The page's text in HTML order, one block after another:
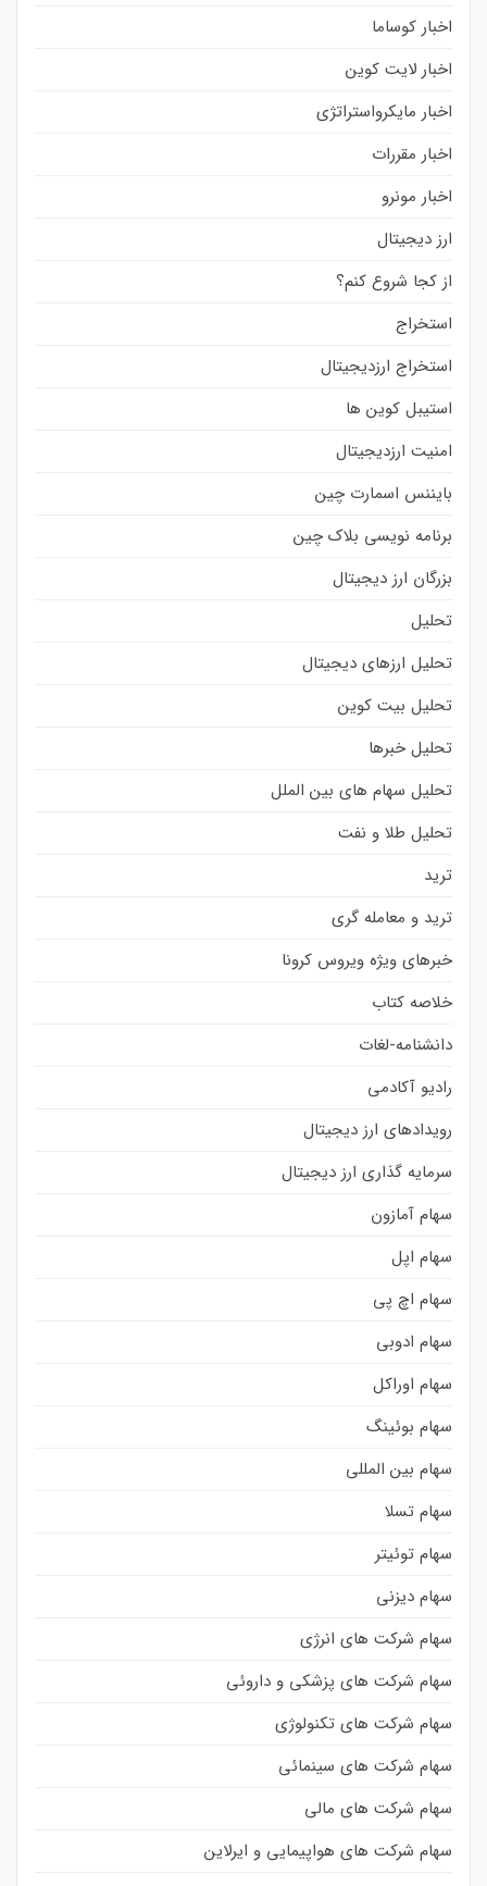
اخبار کوساما
اخبار لایت کوین
اخبار مایکرواستراتژی
اخبار مقررات
اخبار مونرو
ارز دیجیتال
از کجا شروع کنم؟
استخراج
استخراج ارزدیجیتال
استیبل کوین ها
امنیت ارزدیجیتال
بایننس اسمارت چین
برنامه نویسی بلاک چین
بزرگان ارز دیجیتال
تحلیل
تحلیل ارزهای دیجیتال
تحلیل بیت کوین
تحلیل خبرها
تحلیل سهام های بین الملل
تحلیل طلا و نفت
ترید
ترید و معامله گری
خبرهای ویژه ویروس کرونا
خلاصه کتاب
دانشنامه-لغات
رادیو آکادمی
رویدادهای ارز دیجیتال
سرمایه گذاری ارز دیجیتال
سهام آمازون
سهام اپل
سهام اچ پی
سهام ادوبی
سهام اوراکل
سهام بوئینگ
سهام بین المللی
سهام تسلا
سهام توئیتر
سهام دیزنی
سهام شرکت های انرژی
سهام شرکت های پزشکی و داروئی
سهام شرکت های تکنولوژی
سهام شرکت های سینمائی
سهام شرکت های مالی
سهام شرکت های هواپیمایی و ایرلاین